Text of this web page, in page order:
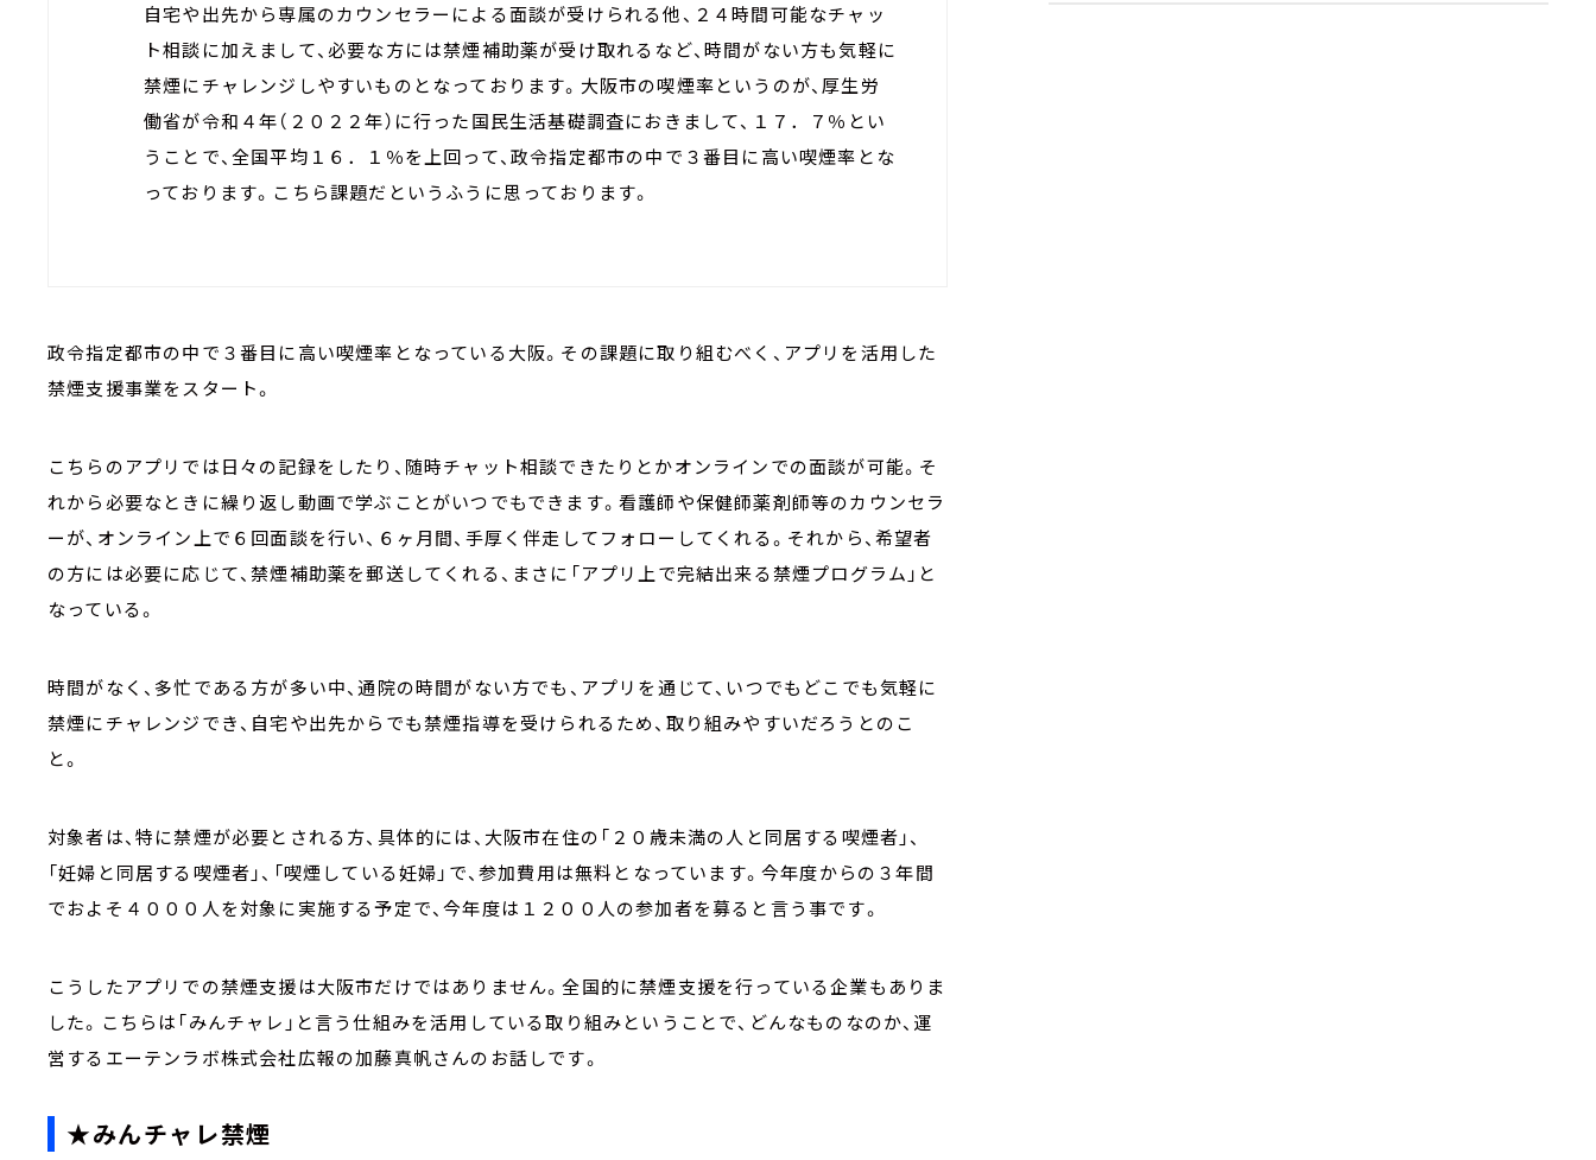
自宅や出先から専属のカウンセラーによる面談が受けられる他、２４時間可能なチャッ
ト相談に加えまして、必要な方には禁煙補助薬が受け取れるなど、時間がない方も気軽に
禁煙にチャレンジしやすいものとなっております。大阪市の喫煙率というのが、厚生労
働省が令和４年（２０２２年）に行った国民生活基礎調査におきまして、１７．７％とい
うことで、全国平均１６．１％を上回って、政令指定都市の中で３番目に高い喫煙率とな
っております。こちら課題だというふうに思っております。
政令指定都市の中で３番目に高い喫煙率となっている大阪。その課題に取り組むべく、アプリを活用した
禁煙支援事業をスタート。
こちらのアプリでは日々の記録をしたり、随時チャット相談できたりとかオンラインでの面談が可能。そ
れから必要なときに繰り返し動画で学ぶことがいつでもできます。看護師や保健師薬剤師等のカウンセラ
ーが、オンライン上で６回面談を行い、６ヶ月間、手厚く伴走してフォローしてくれる。それから、希望者
の方には必要に応じて、禁煙補助薬を郵送してくれる、まさに「アプリ上で完結出来る禁煙プログラム」と
なっている。
時間がなく、多忙である方が多い中、通院の時間がない方でも、アプリを通じて、いつでもどこでも気軽に
禁煙にチャレンジでき、自宅や出先からでも禁煙指導を受けられるため、取り組みやすいだろうとのこ
と。
対象者は、特に禁煙が必要とされる方、具体的には、大阪市在住の「２０歳未満の人と同居する喫煙者」、
「妊婦と同居する喫煙者」、「喫煙している妊婦」で、参加費用は無料となっています。今年度からの３年間
でおよそ４０００人を対象に実施する予定で、今年度は１２００人の参加者を募ると言う事です。
こうしたアプリでの禁煙支援は大阪市だけではありません。全国的に禁煙支援を行っている企業もありま
した。こちらは「みんチャレ」と言う仕組みを活用している取り組みということで、どんなものなのか、運
営するエーテンラボ株式会社広報の加藤真帆さんのお話しです。
★みんチャレ禁煙